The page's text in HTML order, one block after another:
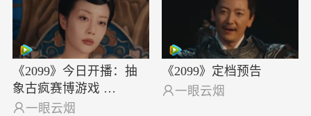
《2099》今日开播：抽
象古疯赛博游戏 …
 一眼云烟
《2099》定档预告
 一眼云烟